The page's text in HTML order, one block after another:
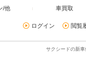
/他 車買取
ログイン 閲覧
サクシードの新